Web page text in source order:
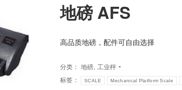
地磅 AFS
高品质地磅，配件可自由选择
分类： 地磅, 工业秤
标签：
SCALE Mechanical Platform Scale